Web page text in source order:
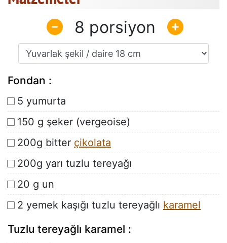
8
Fondan :
5 yumurta
150 g şeker (vergeoise)
200g bitter çikolata
200g yarı tuzlu tereyağı
20 g un
2 yemek kaşığı tuzlu tereyağlı karamel
Tuzlu tereyağlı karamel :